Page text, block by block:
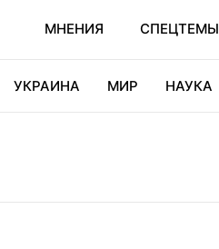
МНЕНИЯ СПЕЦТЕМЫ
УКРАИНА МИР НАУКА